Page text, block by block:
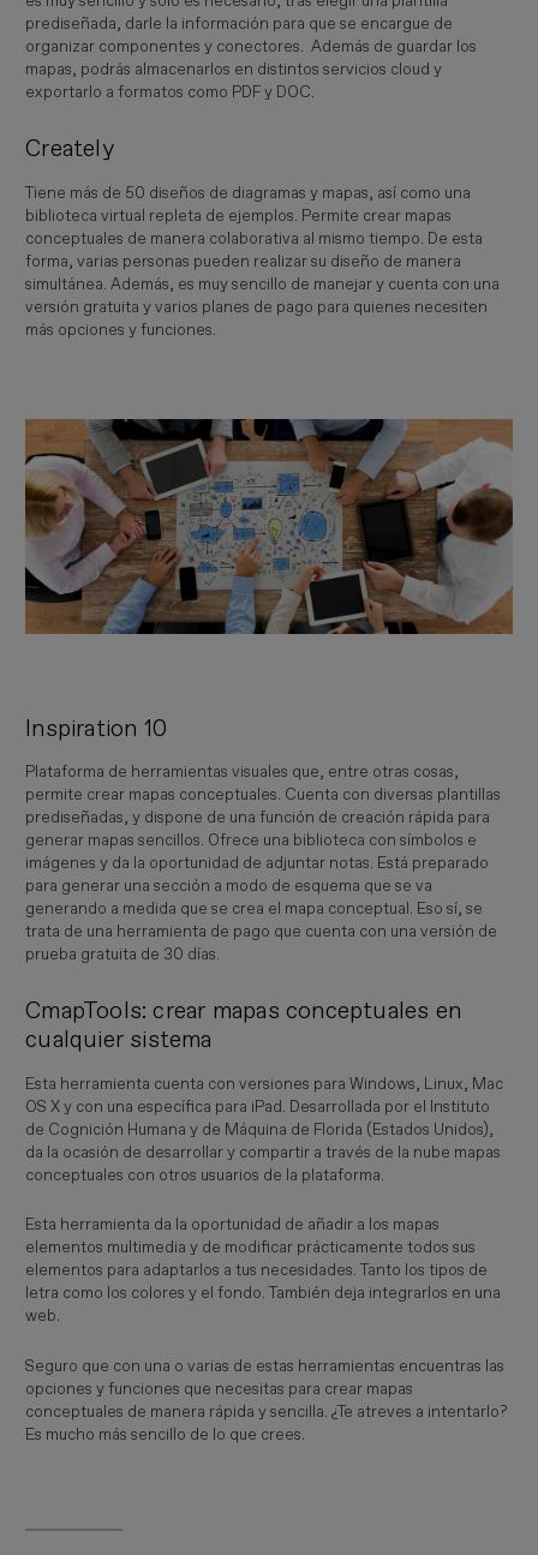
prediseñada, darle la información para que se encargue de
organizar componentes y conectores. Además de guardar los
mapas, podrás almacenarlos en distintos servicios cloud y
exportarlo a formatos como PDF y DOC.
Creately
Tiene más de 50 diseños de diagramas y mapas, así como una
biblioteca virtual repleta de ejemplos. Permite crear mapas
conceptuales de manera colaborativa al mismo tiempo. De esta
forma, varias personas pueden realizar su diseño de manera
simultánea. Además, es muy sencillo de manejar y cuenta con una
versión gratuita y varios planes de pago para quienes necesiten
más opciones y funciones.
Inspiration 10
Plataforma de herramientas visuales que, entre otras cosas,
permite crear mapas conceptuales. Cuenta con diversas plantillas
prediseñadas, y dispone de una función de creación rápida para
generar mapas sencillos. Ofrece una biblioteca con símbolos e
imágenes y da la oportunidad de adjuntar notas. Está preparado
para generar una sección a modo de esquema que se va
generando a medida que se crea el mapa conceptual. Eso sí, se
trata de una herramienta de pago que cuenta con una versión de
prueba gratuita de 30 días.
CmapTools: crear mapas conceptuales en
cualquier sistema
Esta herramienta cuenta con versiones para Windows, Linux, Mac
OS X y con una específica para iPad. Desarrollada por el Instituto
de Cognición Humana y de Máquina de Florida (Estados Unidos),
da la ocasión de desarrollar y compartir a través de la nube mapas
conceptuales con otros usuarios de la plataforma.
Esta herramienta da la oportunidad de añadir a los mapas
elementos multimedia y de modificar prácticamente todos sus
elementos para adaptarlos a tus necesidades. Tanto los tipos de
letra como los colores y el fondo. También deja integrarlos en una
web.
Seguro que con una o varias de estas herramientas encuentras las
opciones y funciones que necesitas para crear mapas
conceptuales de manera rápida y sencilla. ¿Te atreves a intentarlo?
Es mucho más sencillo de lo que crees.